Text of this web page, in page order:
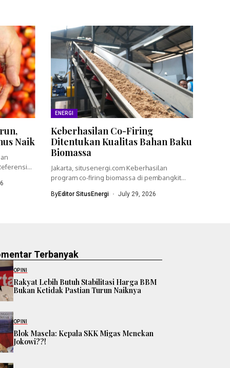
Naik
ENERGI
Keberhasilan Co-Firing
Ditentukan Kualitas Bahan Baku
Biomassa
Jakarta, situsenergi.com Keberhasilan
program co-firing biomassa di pembangkit
ByEditor SitusEnergi July 29, 2026
Terbanyak
OPINI
Rakyat Lebih Butuh Stabilitasi Harga BBM
Bukan Ketidak Pastian Turun Naiknya
OPINI
Blok Masela: Kepala SKK Migas Menekan
Jokowi??!